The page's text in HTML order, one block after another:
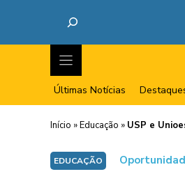
Últimas Notícias
Início »Educação » USP e
EDUCAÇÃO